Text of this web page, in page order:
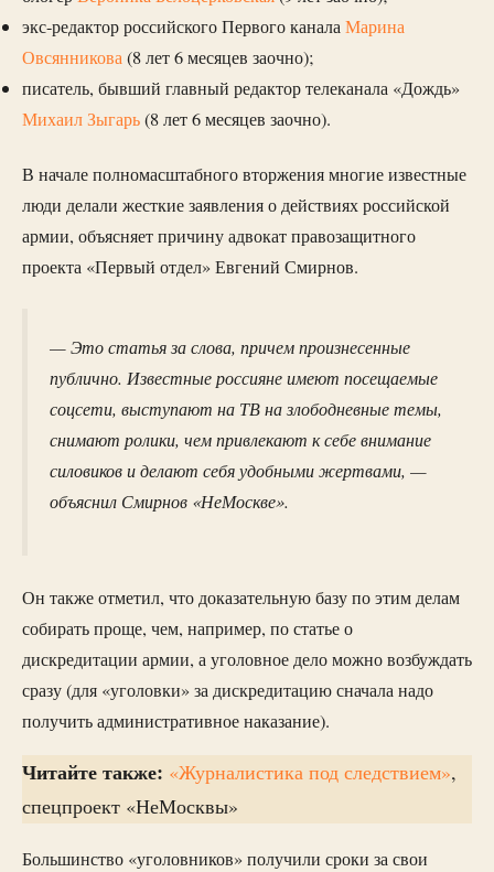
экс-редактор российского Первого каналаМарина
Овсянникова(8 лет 6 месяцев заочно);
писатель, бывший главный редактор телеканала «Дождь»
Михаил Зыгарь(8 лет 6 месяцев заочно).
В начале полномасштабного вторжения многие известные
люди делали жесткие заявления о действиях российской
армии, объясняет причину адвокат правозащитного
проекта «Первый отдел» Евгений Смирнов.
— Это статья за слова, причем произнесенные
публично. Известные россияне имеют посещаемые
соцсети, выступают на ТВ на злободневные темы,
снимают ролики, чем привлекают к себе внимание
силовиков и делают себя удобными жертвами, —
объяснил Смирнов «НеМоскве».
Он также отметил, что доказательную базу по этим делам
собирать проще, чем, например, по статье о
дискредитации армии, а уголовное дело можно возбуждать
сразу (для «уголовки» за дискредитацию сначала надо
получить административное наказание).
Читайте также: «Журналистика под следствием»,
спецпроект «НеМосквы»
Большинство «уголовников» получили сроки за свои